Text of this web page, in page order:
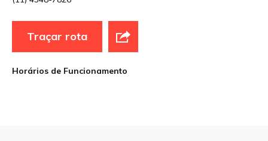
Site
Sua avaliação
Traçar rota
Horários de Funcionamento